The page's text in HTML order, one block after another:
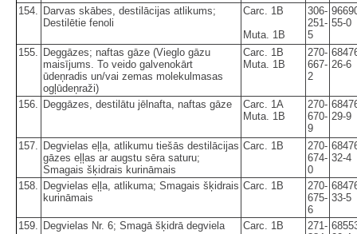
154.
Darvas skābes, destilācijas atlikums;
Destilētie fenoli
Carc. 1B
Muta. 1B
306-
251-
5
55-0
155.
Deggāzes; naftas gāze (Vieglo gāzu
maisījums. To veido galvenokārt
ūdeņradis un/vai zemas molekulmasas
ogļūdeņraži)
Carc. 1B
Muta. 1B
270-
667-
2
26-6
156. Deggāzes, destilātu jēlnafta, naftas gāze
Carc. 1A
Muta. 1B
270-
670-
9
29-9
157.
Degvielas eļļa, atlikumu tiešās destilācijas
gāzes eļļas ar augstu sēra saturu;
Smagais šķidrais kurināmais
Carc. 1B
270-
674-
0
32-4
158.
Degvielas eļļa, atlikuma; Smagais šķidrais
kurināmais
Carc. 1B
270-
675-
6
33-5
159. Degvielas Nr. 6; Smagā šķidrā degviela Carc. 1B
271-